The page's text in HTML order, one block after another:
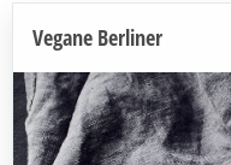
Vegane Berliner